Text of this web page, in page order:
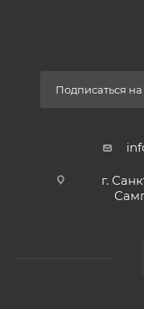
Подписаться
г.